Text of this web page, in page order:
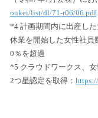
oukei/list/dl/71-r06/06.pdf
*4 計画期間内に出産し
休業を開始した女性社員
0％を超過
*5 クラウドワークス、
2つ星認定を取得：